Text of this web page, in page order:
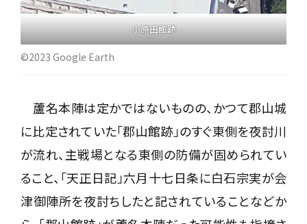
小原田館跡
©2023 Google Earth
蘆名本陣は定かではないものの、かつて郡山城
に比定されていた「郡山館跡」のすぐ東側を夜討川
が流れ、主戦場となる東側の防備が固められてい
ること、「天正日記」六月十七日条に白石宗実が会
津御陣所を夜討ちしたと記されていることなどか